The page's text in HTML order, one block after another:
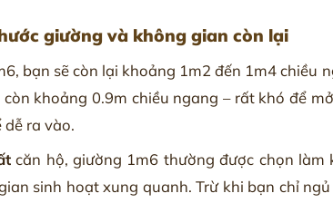
giường và không gian còn lại
bạn sẽ còn lại khoảng 1m2 đến 1m4
khoảng 0.9m chiều ngang – rất khó để
ra vào.
căn hộ, giường 1m6 thường được chọn làm
sinh hoạt xung quanh. Trừ khi bạn chỉ